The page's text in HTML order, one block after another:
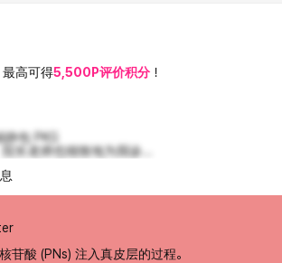
最高可得5,500P评价积分 ！
包 PKG
长老师也细致地为我诊...
苷酸 (PNs) 注入真皮层的过程。